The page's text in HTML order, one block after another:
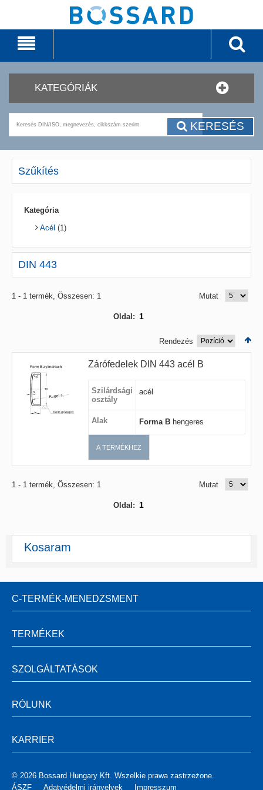
KATEGÓRIÁK
KERESÉS
Szűkítés
Kategória
Acél (1)
DIN 443
1 - 1 termék, Összesen: 1 Mutat
Oldal: 1
Rendezés
Zárófedelek DIN 443 acél B
Szilárdsági
osztály
acél
Alak Forma Bhengeres
A TERMÉKHEZ
1 - 1 termék, Összesen: 1 Mutat
Oldal: 1
Kosaram
C-TERMÉK-MENEDZSMENT
TERMÉKEK
SZOLGÁLTATÁSOK
RÓLUNK
KARRIER
© 2026 Bossard Hungary Kft. Wszelkie prawa zastrzeżone.
ÁSZF
Adatvédelmi irányelvek Impresszum